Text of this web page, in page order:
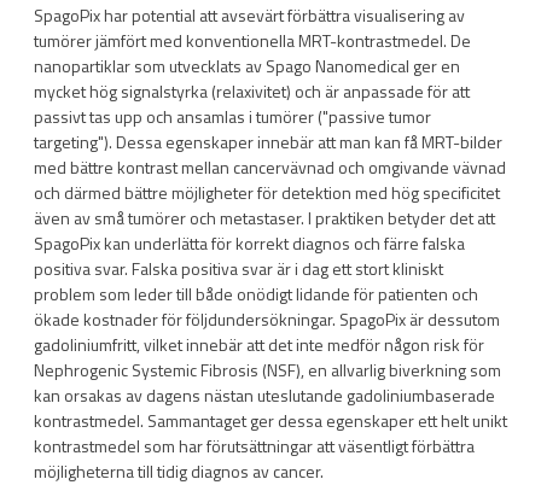
SpagoPix har potential att avsevärt förbättra visualisering av
tumörer jämfört med konventionella MRT-kontrastmedel. De
nanopartiklar som utvecklats av Spago Nanomedical ger en
mycket hög signalstyrka (relaxivitet) och är anpassade för att
passivt tas upp och ansamlas i tumörer ("passive tumor
targeting"). Dessa egenskaper innebär att man kan få MRT-bilder
med bättre kontrast mellan cancervävnad och omgivande vävnad
och därmed bättre möjligheter för detektion med hög specificitet
även av små tumörer och metastaser. I praktiken betyder det att
SpagoPix kan underlätta för korrekt diagnos och färre falska
positiva svar. Falska positiva svar är i dag ett stort kliniskt
problem som leder till både onödigt lidande för patienten och
ökade kostnader för följdundersökningar. SpagoPix är dessutom
gadoliniumfritt, vilket innebär att det inte medför någon risk för
Nephrogenic Systemic Fibrosis (NSF), en allvarlig biverkning som
kan orsakas av dagens nästan uteslutande gadoliniumbaserade
kontrastmedel. Sammantaget ger dessa egenskaper ett helt unikt
kontrastmedel som har förutsättningar att väsentligt förbättra
möjligheterna till tidig diagnos av cancer.